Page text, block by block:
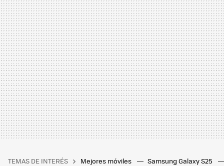
TEMAS DE INTERÉS Mejores móviles Samsung Galaxy S25